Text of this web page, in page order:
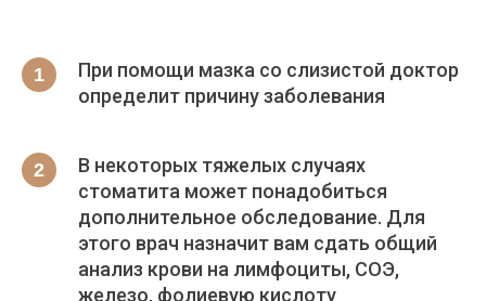
При помощи мазка со слизистой доктор
определит причину заболевания
В некоторых тяжелых случаях
стоматита может понадобиться
дополнительное обследование. Для
этого врач назначит вам сдать общий
анализ крови на лимфоциты, СОЭ,
железо, фолиевую кислоту